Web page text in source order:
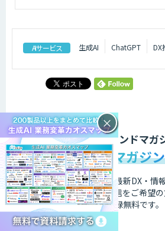
AIサービス 生成AI ChatGPT DX
DXトレンドマガ
メールマガジ
業務の課題解決に繋がる最新DX・情
す。メールマガジンの配信をご希望
よりご登録ください。登録無料です。
×